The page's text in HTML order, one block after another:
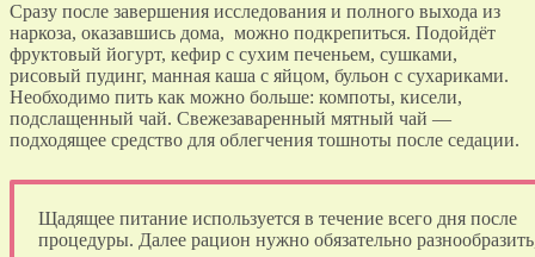
Сразу после завершения исследования и полного выхода из
наркоза, оказавшись дома, можно подкрепиться. Подойдёт
фруктовый йогурт, кефир с сухим печеньем, сушками,
рисовый пудинг, манная каша с яйцом, бульон с сухариками.
Необходимо пить как можно больше: компоты, кисели,
подслащенный чай. Свежезаваренный мятный чай —
подходящее средство для облегчения тошноты после седации.
Щадящее питание используется в течение всего дня после
процедуры. Далее рацион нужно обязательно